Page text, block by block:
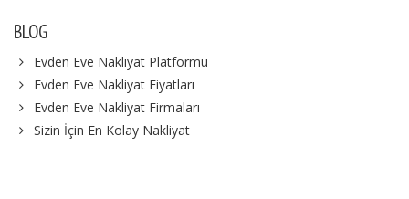
BLOG
Evden Eve Nakliyat Platformu
Evden Eve Nakliyat Fiyatları
Evden Eve Nakliyat Firmaları
Sizin İçin En Kolay Nakliyat